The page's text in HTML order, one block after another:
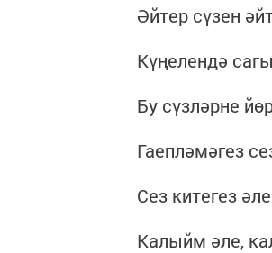
Әйтер сүзен
Күңелендә
Бу сүзләрне
Гаепләмәгез
Сез китегез
Калыйм әле,